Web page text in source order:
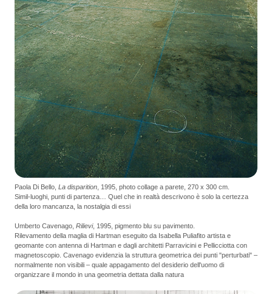
Paola Di Bello, La disparition , 1995, photo collage a parete, 270 x 300 cm.
Simil-luoghi, punti di partenza… Quel che in realtà descrivono è solo la certezza
della loro mancanza, la nostalgia di essi
Umberto Cavenago, Rilievi, 1995, pigmento blu su pavimento.
Rilevamento della maglia di Hartman eseguito da Isabella Puliafito artista e
geomante con antenna di Hartman e dagli architetti Parravicini e Pellicciotta con
magnetoscopio. Cavenago evidenzia la struttura geometrica dei punti "perturbati" –
normalmente non visibili – quale appagamento del desiderio dell'uomo di
organizzare il mondo in una geometria dettata dalla natura